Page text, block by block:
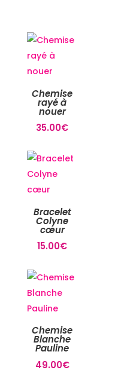
Chemise
rayé à
nouer
35.00€
Bracelet
Colyne
cœur
15.00€
Chemise
Blanche
Pauline
49.00€